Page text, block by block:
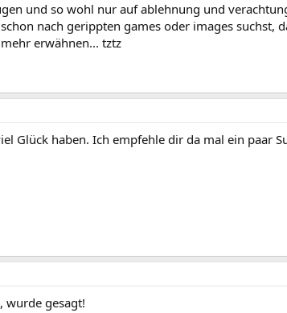
und so wohl nur auf ablehnung und
nach gerippten games oder images suchst,
erwähnen... tztz
Glück haben. Ich empfehle dir da mal ein paar
wurde gesagt!